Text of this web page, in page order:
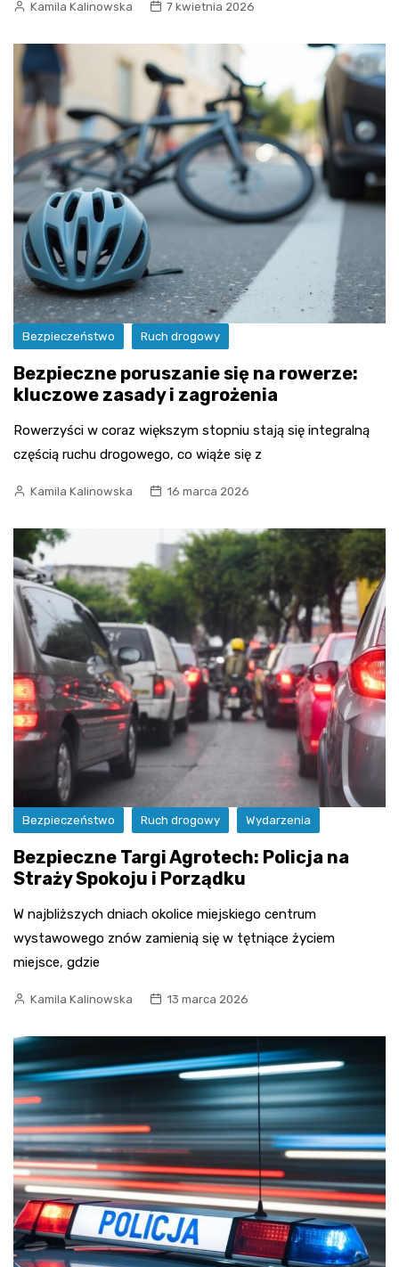
Kamila Kalinowska 7 kwietnia 2026
Bezpieczeństwo Ruch drogowy
Bezpieczne poruszanie się na rowerze:
kluczowe zasady i zagrożenia
Rowerzyści w coraz większym stopniu stają się integralną
częścią ruchu drogowego, co wiąże się z
Kamila Kalinowska 16 marca 2026
Bezpieczeństwo Ruch drogowy Wydarzenia
Bezpieczne Targi Agrotech: Policja na
Straży Spokoju i Porządku
W najbliższych dniach okolice miejskiego centrum
wystawowego znów zamienią się w tętniące życiem
miejsce, gdzie
Kamila Kalinowska 13 marca 2026